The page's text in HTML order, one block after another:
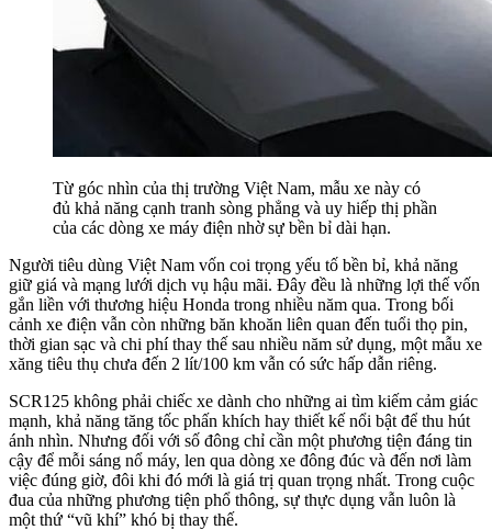
Từ góc nhìn của thị trường Việt Nam, mẫu xe này có
đủ khả năng cạnh tranh sòng phẳng và uy hiếp thị phần
của các dòng xe máy điện nhờ sự bền bỉ dài hạn.
Người tiêu dùng Việt Nam vốn coi trọng yếu tố bền bỉ, khả năng
giữ giá và mạng lưới dịch vụ hậu mãi. Đây đều là những lợi thế vốn
gắn liền với thương hiệu Honda trong nhiều năm qua. Trong bối
cảnh xe điện vẫn còn những băn khoăn liên quan đến tuổi thọ pin,
thời gian sạc và chi phí thay thế sau nhiều năm sử dụng, một mẫu xe
xăng tiêu thụ chưa đến 2 lít/100 km vẫn có sức hấp dẫn riêng.
SCR125 không phải chiếc xe dành cho những ai tìm kiếm cảm giác
mạnh, khả năng tăng tốc phấn khích hay thiết kế nổi bật để thu hút
ánh nhìn. Nhưng đối với số đông chỉ cần một phương tiện đáng tin
cậy để mỗi sáng nổ máy, len qua dòng xe đông đúc và đến nơi làm
việc đúng giờ, đôi khi đó mới là giá trị quan trọng nhất. Trong cuộc
đua của những phương tiện phổ thông, sự thực dụng vẫn luôn là
một thứ “vũ khí” khó bị thay thế.